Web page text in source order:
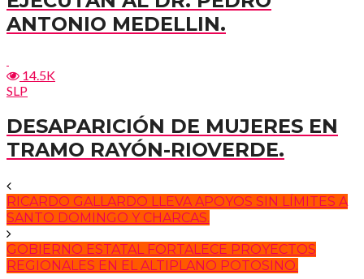
ANTONIO MEDELLIN.
14.5K
SLP
DESAPARICIÓN DE MUJERES EN
TRAMO RAYÓN-RIOVERDE.
RICARDO GALLARDO LLEVA APOYOS SIN LÍMITES A
SANTO DOMINGO Y CHARCAS.
GOBIERNO ESTATAL FORTALECE PROYECTOS
REGIONALES EN EL ALTIPLANO POTOSINO.